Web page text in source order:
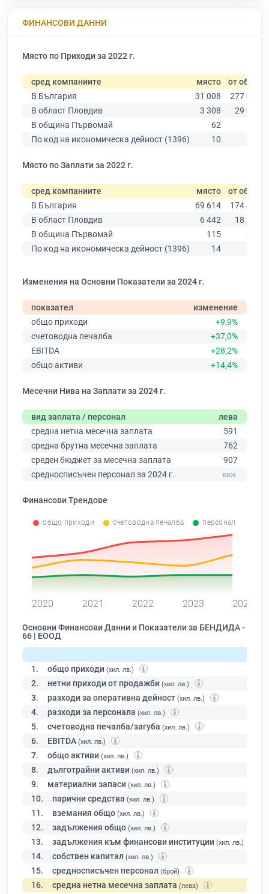
ФИНАНСОВИ ДАННИ
Място по Приходи за 2022 г.
сред компаниите място от общо
В България
31 008
277 019
В област Пловдив
3 308
29 067
В община Първомай
62
По код на икономическа дейност (1396)
10
Място по Заплати за 2022 г.
сред компаниите място от общо
В България
69 614
174 403
В област Пловдив
6 442
18 305
В община Първомай
115
306
По код на икономическа дейност (1396)
14
Изменения на Основни Показатели за 2024 г.
показател
изменение
общо приходи
+9,9%
счетоводна печалба
+37,0%
EBITDA
+28,2%
общо активи
+14,4%
Месечни Нива на Заплати за 2024 г.
вид заплата / персонал
лева
средна нетна месечна заплата
591
средна брутна месечна заплата
762
среден бюджет за месечна заплата
907
средносписъчен персонал за 2024 г.
Финансови Трендове
общо приходи счетоводна печалба персонал
2020 2021 2022 2023 2024
Основни Финансови Данни и Показатели за БЕНДИДА -
66 | ЕООД
1. общо приходи (хил. лв.)
2. нетни приходи от продажби (хил. лв.)
3. разходи за оперативна дейност (хил. лв.)
4. разходи за персонала (хил. лв.)
5. счетоводна печалба/загуба (хил. лв.)
6. EBITDA (хил. лв.)
7. общо активи (хил. лв.)
8. дълготрайни активи (хил. лв.)
9. материални запаси (хил. лв.)
10. парични средства (хил. лв.)
11. вземания общо (хил. лв.)
12. задължения общо (хил. лв.)
13. задължения към финансови институции (хил. лв.)
14. собствен капитал (хил. лв.)
15. средносписъчен персонал (брой)
16. средна нетна месечна заплата (лева)